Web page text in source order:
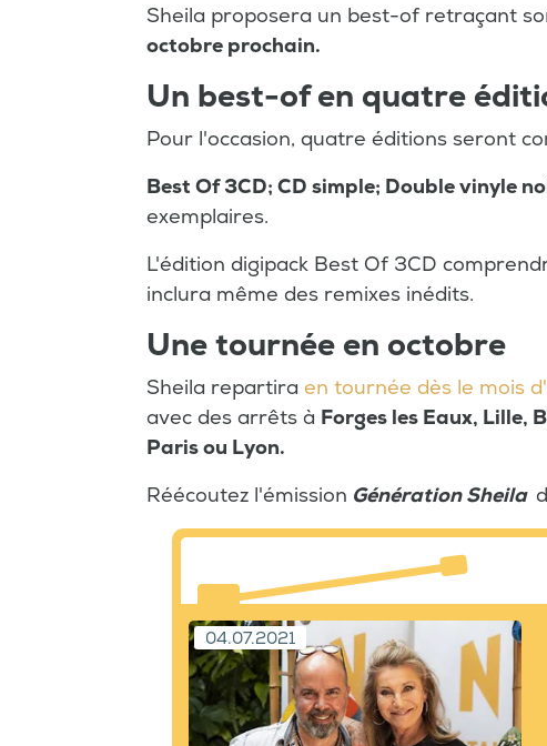
Sheila proposera un best-of retraçant
octobre prochain.
Un best-of en quatre
Pour l'occasion, quatre éditions seront
Best Of 3CD; CD simple; Double vinyle
exemplaires.
L'édition digipack Best Of 3CD
inclura même des remixes inédits.
Une tournée en octobre
Sheila repartira en tournée dès le mois
avec des arrêts à Forges les Eaux, Lille,
Paris ou Lyon.
Réécoutez l'émission Génération Sheila
04.07.2021